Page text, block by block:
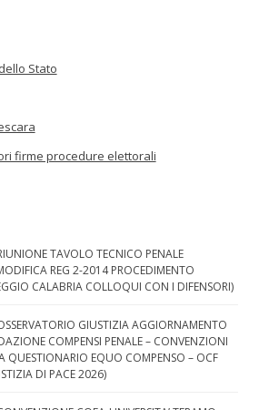
Stato
firme procedure elettorali
TAVOLO TECNICO PENALE
REG 2-2014 PROCEDIMENTO
CALABRIA COLLOQUI CON I DIFENSORI)
GIUSTIZIA AGGIORNAMENTO
COMPENSI PENALE – CONVENZIONI
QUESTIONARIO EQUO COMPENSO – OCF
DI PACE 2026)